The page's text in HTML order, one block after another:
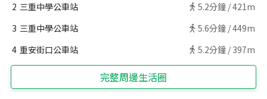
2 三重中學公車站 5.2分鐘 /421m
3 三重中學公車站 5.6分鐘 /449m
4 重安街口公車站 5.2分鐘 / 397m
完整周邊生活圈